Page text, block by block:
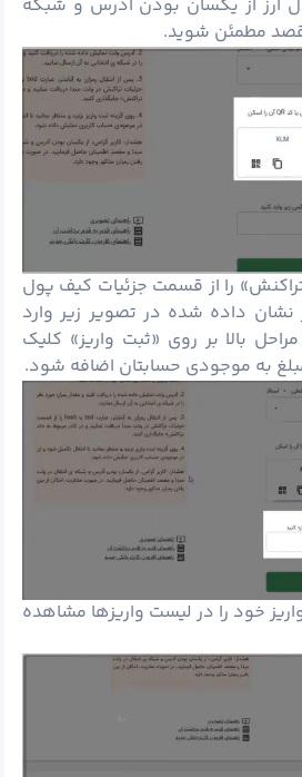
ارز از یکسان بودن آدرس و شبکه
مطمئن شوید.
را از قسمت جزئیات کیف پول
نشان داده شده در تصویر زیر وارد
بالا بر روی «ثبت واریز» کلیک
مبلغ به موجودی حسابتان اضافه شود.
خود را در لیست واریزها مشاهده